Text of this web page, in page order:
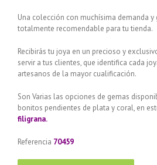
Una colección con muchísima demanda y
totalmente recomendable para tu tienda.
Recibirás tu joya en un precioso y
servir a tus clientes, que identifica cada
artesanos de la mayor cualificación.
Son Varias las opciones de gemas
bonitos pendientes de plata y coral, en
filigrana.
Referencia 70459